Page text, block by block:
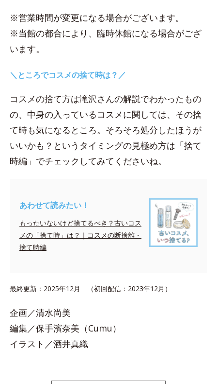
※営業時間が変更になる場合がございます。
※当館の都合により、臨時休館になる場合がござ
います。
＼ところでコスメの捨て時は？／
コスメの捨て方は滝沢さんの解説でわかったもの
の、中身の入っているコスメに関しては、その捨
て時も気になるところ。そろそろ処分したほうが
いいかも？というタイミングの見極め方は「捨て
時編」でチェックしてみてくださいね。
あわせて読みたい！
もったいないけど捨てるべき？古いコス
メの「捨て時」は？｜コスメの断捨離・
捨て時編
最終更新：2025年12月 （初回配信：2023年12月）
企画／清水尚美
編集／保手濱奈美（Cumu）
イラスト／酒井真織